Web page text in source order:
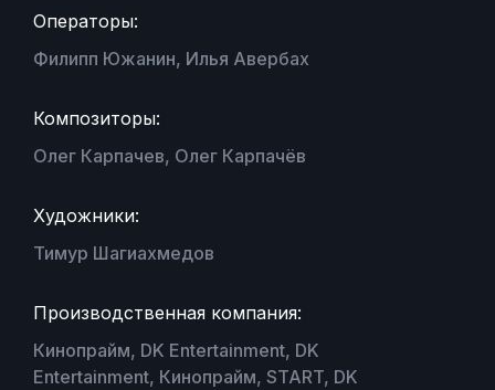
Операторы:
Филипп Южанин, Илья Авербах
Композиторы:
Олег Карпачев, Олег Карпачёв
Художники:
Тимур Шагиахмедов
Производственная компания:
Кинопрайм, DK Entertainment, DK
Entertainment, Кинопрайм, START, DK